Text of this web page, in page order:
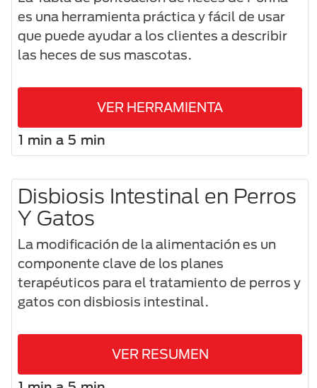
es una herramienta práctica y fácil de usar
que puede ayudar a los clientes a describir
las heces de sus mascotas.
VER HERRAMIENTA
1 min a 5 min
Disbiosis Intestinal en Perros
Y Gatos
La modificación de la alimentación es un
componente clave de los planes
terapéuticos para el tratamiento de perros y
gatos con disbiosis intestinal.
VER RESUMEN